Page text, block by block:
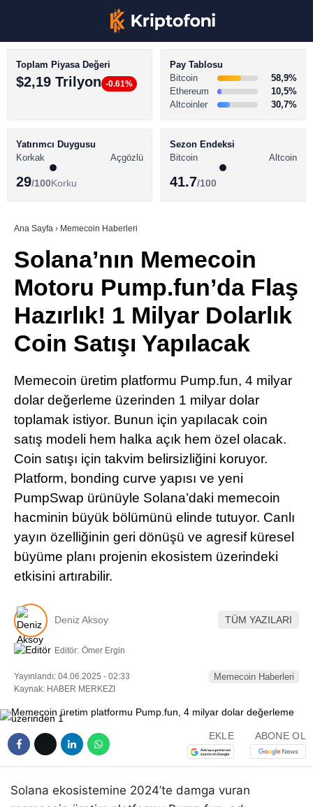
Youtube
TikTok
Telegram
BİTCOİN HABERLERİ
ALTCOİN HABERLERİ
SÖZLÜK
Toplam Piyasa Değeri
$2,19 Trilyon -0.61%
Pay Tablosu
Bitcoin
58,9%
Ethereum
10,5%
Altcoinler
30,7%
Yatırımcı Duygusu
Korkak
Açgözlü
29/100Korku
Sezon Endeksi
Bitcoin
Altcoin
41.7/100
Ana Sayfa › Memecoin Haberleri
Solana’nın Memecoin
Motoru Pump.fun’da Flaş
Hazırlık! 1 Milyar Dolarlık
Coin Satışı Yapılacak
Memecoin üretim platformu Pump.fun, 4 milyar
dolar değerleme üzerinden 1 milyar dolar
toplamak istiyor. Bunun için yapılacak coin
satış modeli hem halka açık hem özel olacak.
Coin satışı için takvim belirsizliğini koruyor.
Platform, bonding curve yapısı ve yeni
PumpSwap ürünüyle Solana’daki memecoin
hacminin büyük bölümünü elinde tutuyor. Canlı
yayın özelliğinin geri dönüşü ve agresif küresel
büyüme planı projenin ekosistem üzerindeki
etkisini artırabilir.
Deniz Aksoy TÜM YAZILARI
Editör: Ömer Ergin
Yayınlandı: 04.06.2025 - 02:33
Kaynak: HABER MERKEZI
Memecoin Haberleri
EKLE ABONE OL
Solana ekosistemine 2024’te damga vuran